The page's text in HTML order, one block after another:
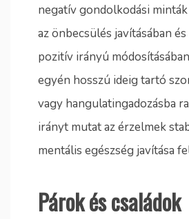
negatív gondolkodási
az önbecsülés javításában
pozitív irányú
egyén hosszú ideig tartó
vagy hangulatingadozásba
irányt mutat az érzelmek
mentális egészség javítása
Párok és családok